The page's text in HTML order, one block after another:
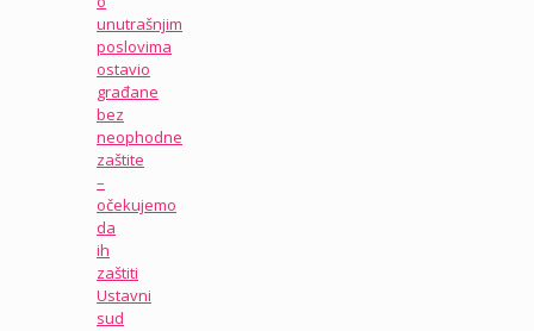
unutrašnjim
poslovima
ostavio
građane
bez
neophodne
zaštite
–
očekujemo
da
ih
zaštiti
Ustavni
sud